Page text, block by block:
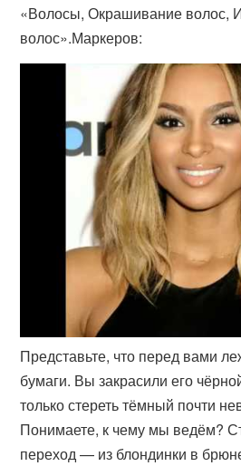
«Волосы, Окрашивание волос,
волос».Маркеров:
Представьте, что перед вами
бумаги. Вы закрасили его
только стереть тёмный почти
Понимаете, к чему мы ведём?
переход — из блондинки в